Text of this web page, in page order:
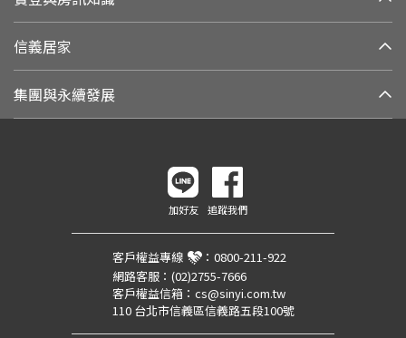
信義居家
集團與永續發展
加好友 追蹤我們
客戶權益專線 ： 0800-211-922
網路客服： (02)2755-7666
客戶權益信箱： cs@sinyi.com.tw
110 台北市信義區信義路五段100號